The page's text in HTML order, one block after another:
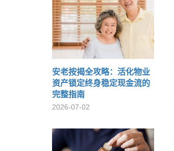
安老按揭全攻略：活化物业
资产锁定终身稳定现金流的
完整指南
2026-07-02